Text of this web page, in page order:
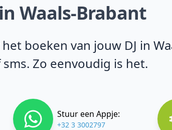
Waals-Brabant
boeken van jouw DJ in
Zo eenvoudig is het.
Stuur een Appje:
+32 3 3002797